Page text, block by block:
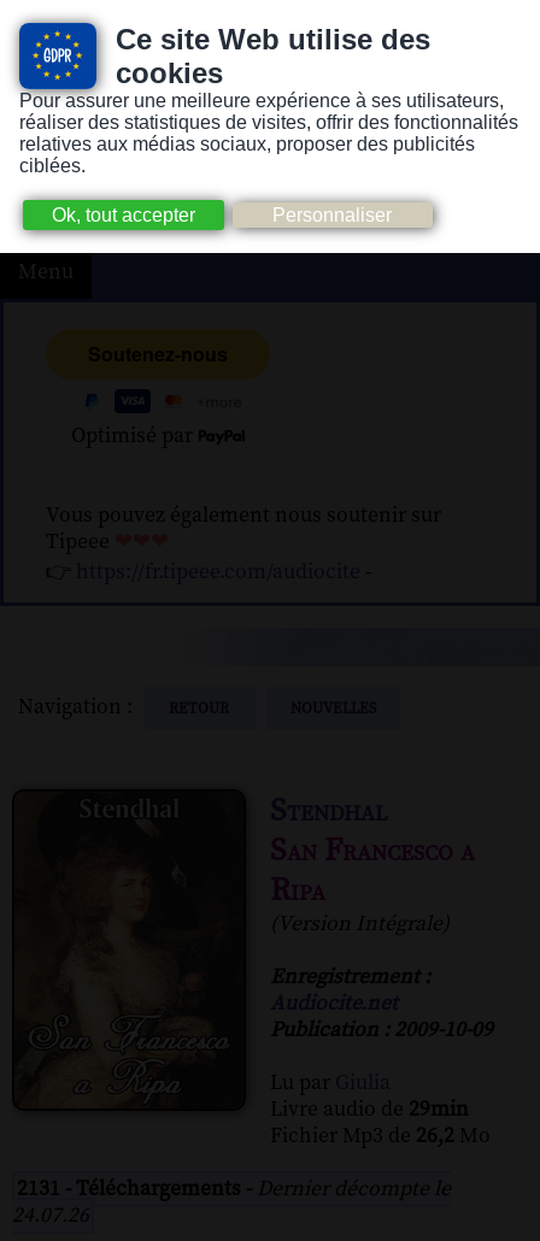
Ce site Web utilise des
cookies
Pour assurer une meilleure expérience à ses utilisateurs,
réaliser des statistiques de visites, offrir des fonctionnalités
relatives aux médias sociaux, proposer des publicités
ciblées.
Version pour personnes mal-voyantes ou non-voyantes
Menu
Optimisé par
Vous pouvez également nous soutenir sur
Tipeee
👉
-
Navigation :
San Francesco a
Ripa
(Version Intégrale)
Enregistrement :
Publication : 2009-10-09
Lu par
Livre audio de 29min
Fichier Mp3 de 26,2 Mo
2131 - Téléchargements - Dernier décompte le
24.07.26